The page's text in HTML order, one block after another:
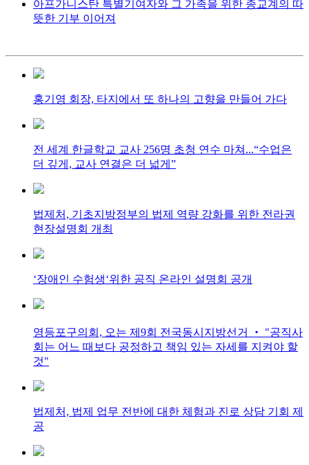
아프가니스탄 특별기여자와 그 가족을 위한 종교계의 따
뜻한 기부 이어져
홍기영 회장, 타지에서 또 하나의 고향을 만들어 가다
전 세계 한글학교 교사 256명 초청 연수 마쳐...“수업은
더 깊게, 교사 연결은 더 넓게”
법제처, 기초지방정부의 법제 역량 강화를 위한 전라권
현장설명회 개최
‘장애인 수험생‘위한 공직 온라인 설명회 공개
영등포구의회, 오는 제9회 전국동시지방선거 ‧ "공직사
회는 어느 때보다 공정하고 책임 있는 자세를 지켜야 할
것"
법제처, 법제 업무 전반에 대한 체험과 진로 상담 기회 제
공